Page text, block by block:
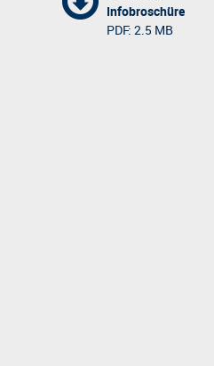
Infobroschüre
PDF: 2.5 MB